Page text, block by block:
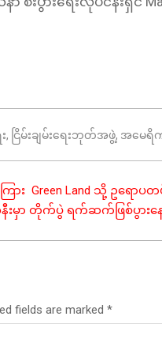
, ငြိမ်းချမ်းရေးဘုတ်အဖွဲ့, အမေရိ
း Green Land သို့ ဥရောပတ
းမှာ တိုက်ပွဲ ရက်ဆက်ဖြစ်ပွားန
fields are marked *